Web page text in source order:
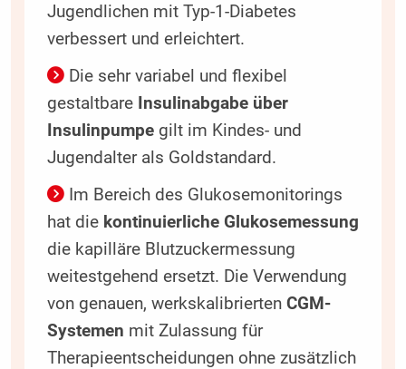
Jugendlichen mit Typ-1-Diabetes
verbessert und erleichtert.
Die sehr variabel und flexibel
gestaltbare Insulinabgabe über
Insulinpumpegilt im Kindes- und
Jugendalter als Goldstandard.
Im Bereich des Glukosemonitorings
hat die kontinuierliche Glukosemessung
die kapilläre Blutzuckermessung
weitestgehend ersetzt. Die Verwendung
von genauen, werkskalibrierten CGM-
Systemen mit Zulassung für
Therapieentscheidungen ohne zusätzlich